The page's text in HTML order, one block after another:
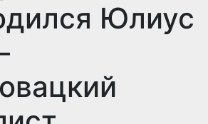
Юлиус